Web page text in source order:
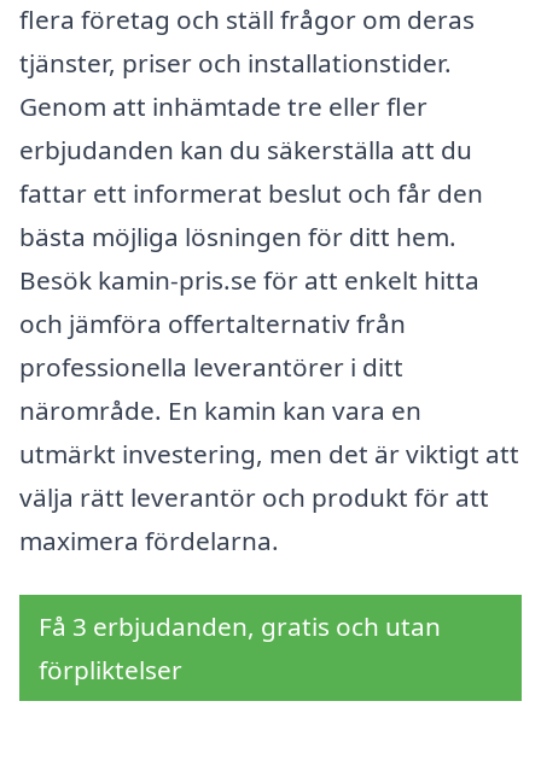
flera företag och ställ frågor om deras
tjänster, priser och installationstider.
Genom att inhämtade tre eller fler
erbjudanden kan du säkerställa att du
fattar ett informerat beslut och får den
bästa möjliga lösningen för ditt hem.
Besök kamin-pris.se för att enkelt hitta
och jämföra offertalternativ från
professionella leverantörer i ditt
närområde. En kamin kan vara en
utmärkt investering, men det är viktigt att
välja rätt leverantör och produkt för att
maximera fördelarna.
Få 3 erbjudanden, gratis och utan
förpliktelser